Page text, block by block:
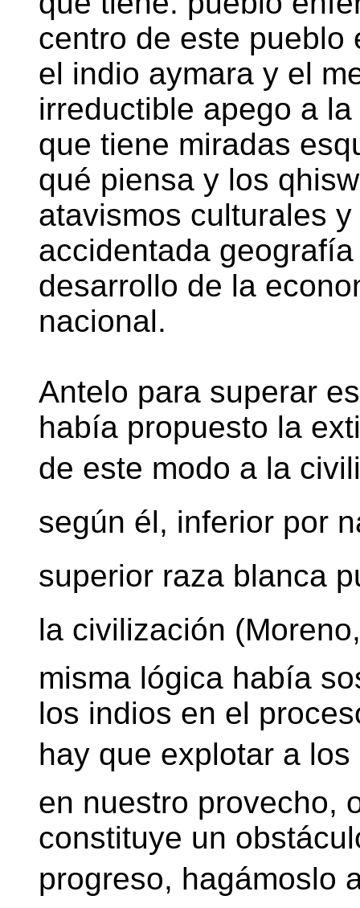
centro de este pueblo
el indio aymara y el
irreductible apego a
que tiene miradas
qué piensa y los
atavismos culturales
accidentada
desarrollo de la
nacional.
Antelo para superar
había propuesto la
de este modo a la
según él, inferior por
superior raza
la civilización
misma lógica había
los indios en el
hay que explotar a
en nuestro provecho,
constituye un
progreso, hagámoslo